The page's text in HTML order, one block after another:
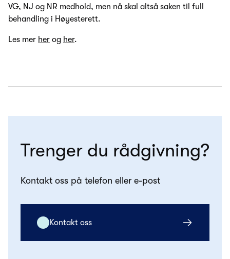
VG, NJ og NR medhold, men nå skal altså saken til full
behandling i Høyesterett.
Les mer her og her.
Trenger du rådgivning?
Kontakt oss på telefon eller e-post
Kontakt oss